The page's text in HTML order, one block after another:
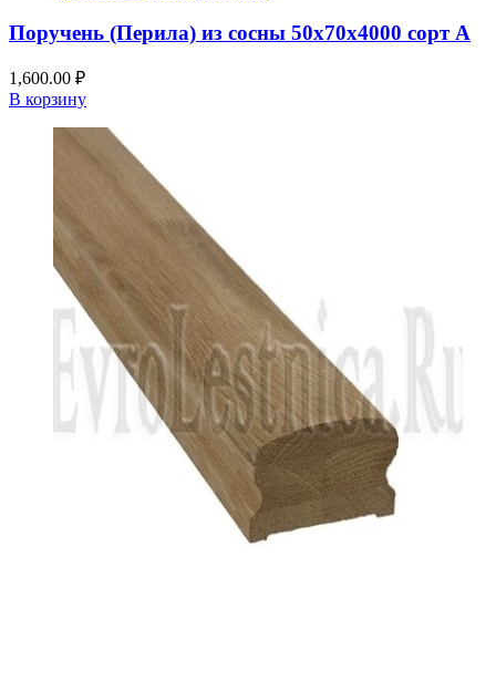
Поручень (Перила) из сосны 50x70x4000 сорт А
1,600.00 ₽
В корзину